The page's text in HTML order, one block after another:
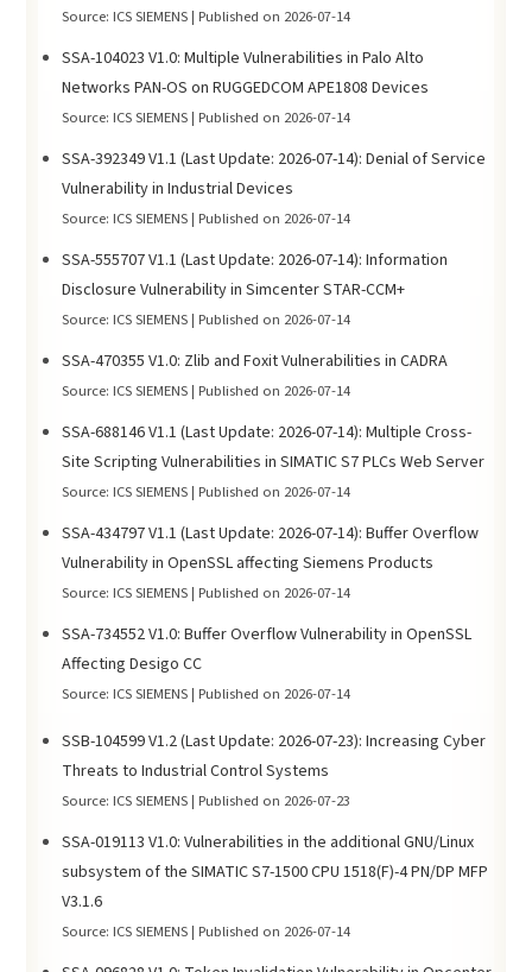
Source: ICS SIEMENS Published on 2026-07-14
SSA-104023 V1.0: Multiple Vulnerabilities in Palo Alto
Networks PAN-OS on RUGGEDCOM APE1808 Devices
Source: ICS SIEMENS Published on 2026-07-14
SSA-392349 V1.1 (Last Update: 2026-07-14): Denial of Service
Vulnerability in Industrial Devices
Source: ICS SIEMENS Published on 2026-07-14
SSA-555707 V1.1 (Last Update: 2026-07-14): Information
Disclosure Vulnerability in Simcenter STAR-CCM+
Source: ICS SIEMENS Published on 2026-07-14
SSA-470355 V1.0: Zlib and Foxit Vulnerabilities in CADRA
Source: ICS SIEMENS Published on 2026-07-14
SSA-688146 V1.1 (Last Update: 2026-07-14): Multiple Cross-
Site Scripting Vulnerabilities in SIMATIC S7 PLCs Web Server
Source: ICS SIEMENS Published on 2026-07-14
SSA-434797 V1.1 (Last Update: 2026-07-14): Buffer Overflow
Vulnerability in OpenSSL affecting Siemens Products
Source: ICS SIEMENS Published on 2026-07-14
SSA-734552 V1.0: Buffer Overflow Vulnerability in OpenSSL
Affecting Desigo CC
Source: ICS SIEMENS Published on 2026-07-14
SSB-104599 V1.2 (Last Update: 2026-07-23): Increasing Cyber
Threats to Industrial Control Systems
Source: ICS SIEMENS Published on 2026-07-23
SSA-019113 V1.0: Vulnerabilities in the additional GNU/Linux
subsystem of the SIMATIC S7-1500 CPU 1518(F)-4 PN/DP MFP
V3.1.6
Source: ICS SIEMENS Published on 2026-07-14